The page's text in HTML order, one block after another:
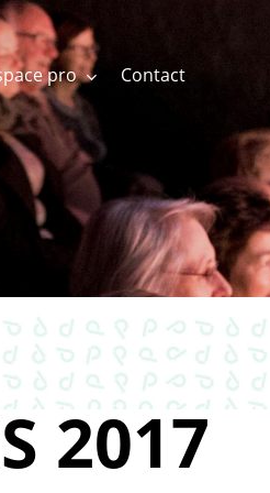
pro Contact
2017